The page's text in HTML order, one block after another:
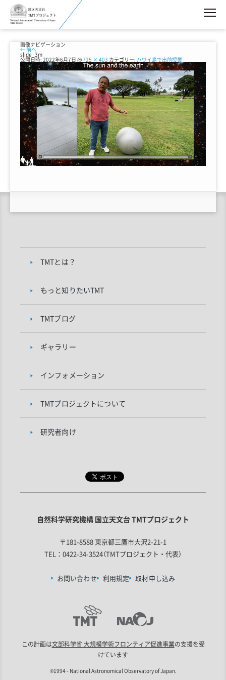
画像ナビゲーション
← 前へ
slide_3m
公開日時: 2022年6月7日 @725 × 403 カテゴリー: ハワイ島で出前授業
TMTとは？
もっと知りたいTMT
TMTブログ
ギャラリー
インフォメーション
TMTプロジェクトについて
研究者向け
自然科学研究機構 国立天文台 TMTプロジェクト
〒181-8588 東京都三鷹市大沢2-21-1
TEL：0422-34-3524（TMTプロジェクト・代表）
お問い合わせ 利用規定 取材申し込み
この計画は文部科学省 大規模学術フロンティア促進事業の支援を受
けています
©1994 - National Astronomical Observatory of Japan.